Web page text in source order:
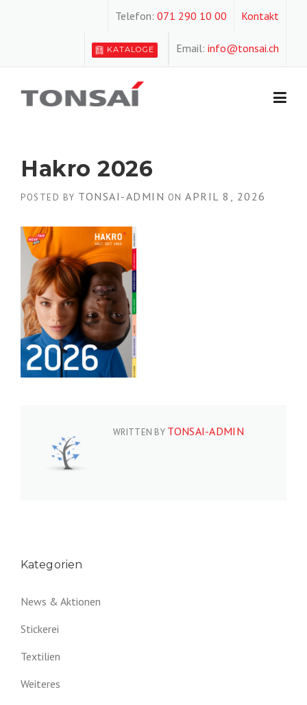
Kontakt
Telefon: 071 290 10 00
Email: info@tonsai.ch
KATALOGE
Hakro 2026
POSTED BY TONSAI-ADMIN ON APRIL 8, 2026
WRITTEN BY TONSAI-ADMIN
Kategorien
News & Aktionen
Stickerei
Textilien
Weiteres